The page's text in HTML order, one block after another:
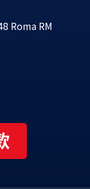
Roma RM